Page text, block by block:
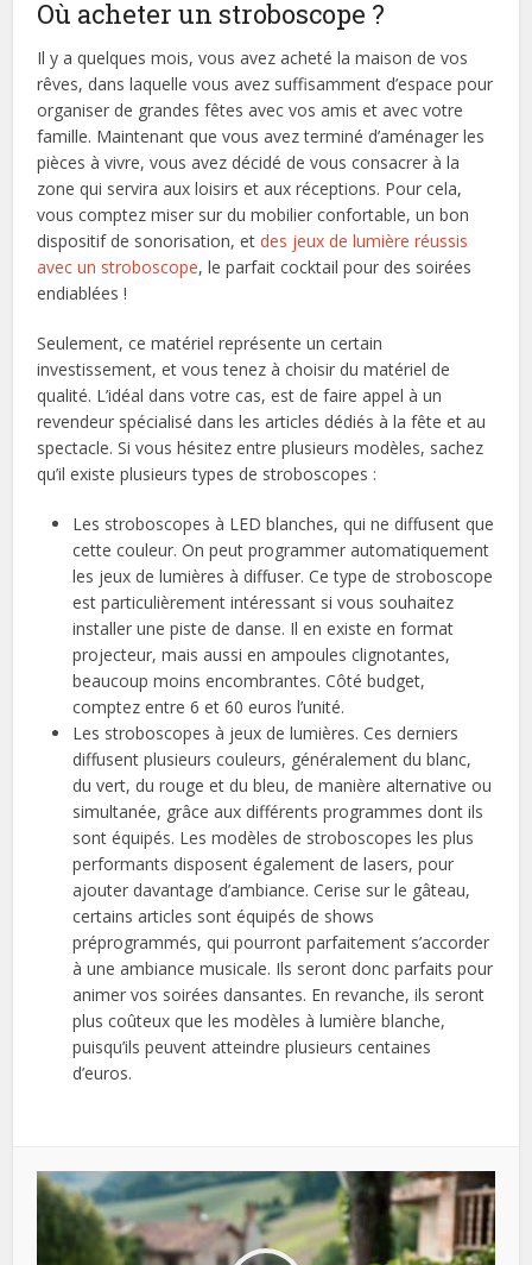
Où acheter un stroboscope ?
Il y a quelques mois, vous avez acheté la maison de vos
rêves, dans laquelle vous avez suffisamment d’espace pour
organiser de grandes fêtes avec vos amis et avec votre
famille. Maintenant que vous avez terminé d’aménager les
pièces à vivre, vous avez décidé de vous consacrer à la
zone qui servira aux loisirs et aux réceptions. Pour cela,
vous comptez miser sur du mobilier confortable, un bon
dispositif de sonorisation, etdes jeux de lumière réussis
avec un stroboscope, le parfait cocktail pour des soirées
endiablées !
Seulement, ce matériel représente un certain
investissement, et vous tenez à choisir du matériel de
qualité. L’idéal dans votre cas, est de faire appel à un
revendeur spécialisé dans les articles dédiés à la fête et au
spectacle. Si vous hésitez entre plusieurs modèles, sachez
qu’il existe plusieurs types de stroboscopes :
Les stroboscopes à LED blanches, qui ne diffusent que
cette couleur. On peut programmer automatiquement
les jeux de lumières à diffuser. Ce type de stroboscope
est particulièrement intéressant si vous souhaitez
installer une piste de danse. Il en existe en format
projecteur, mais aussi en ampoules clignotantes,
beaucoup moins encombrantes. Côté budget,
comptez entre 6 et 60 euros l’unité.
Les stroboscopes à jeux de lumières. Ces derniers
diffusent plusieurs couleurs, généralement du blanc,
du vert, du rouge et du bleu, de manière alternative ou
simultanée, grâce aux différents programmes dont ils
sont équipés. Les modèles de stroboscopes les plus
performants disposent également de lasers, pour
ajouter davantage d’ambiance. Cerise sur le gâteau,
certains articles sont équipés de shows
préprogrammés, qui pourront parfaitement s’accorder
à une ambiance musicale. Ils seront donc parfaits pour
animer vos soirées dansantes. En revanche, ils seront
plus coûteux que les modèles à lumière blanche,
puisqu’ils peuvent atteindre plusieurs centaines
d’euros.